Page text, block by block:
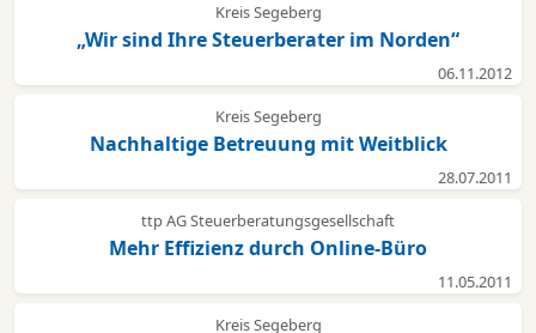
Kreis Segeberg
„Wir sind Ihre Steuerberater im Norden“
06.11.2012
Kreis Segeberg
Nachhaltige Betreuung mit Weitblick
28.07.2011
ttp AG Steuerberatungsgesellschaft
Mehr Effizienz durch Online-Büro
11.05.2011
Kreis Segeberg